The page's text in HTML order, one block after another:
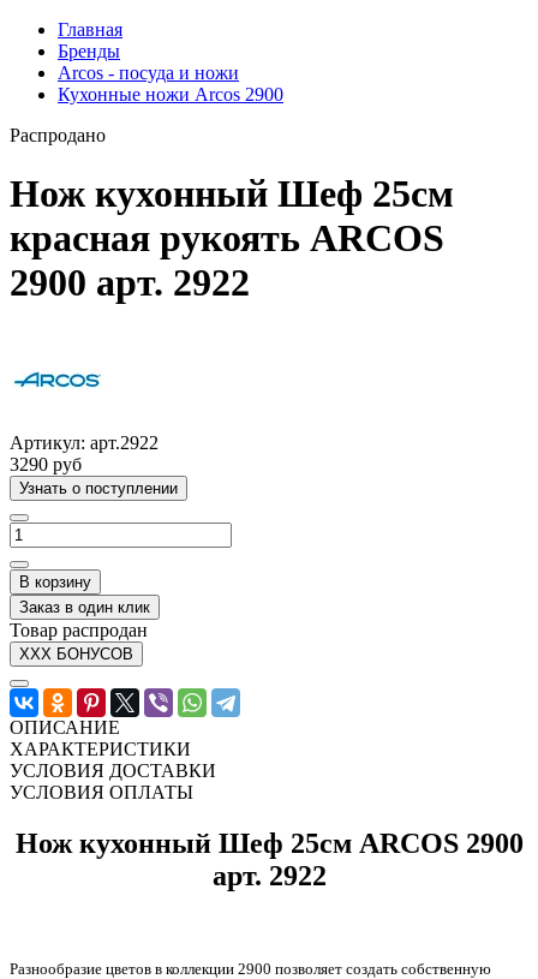
Главная
Бренды
Arcos - посуда и ножи
Кухонные ножи Arcos 2900
Распродано
Нож кухонный Шеф 25см
красная рукоять ARCOS
2900 арт. 2922
Артикул: арт.2922
3290 руб
Узнать о поступлении
В корзину
Заказ в один клик
Товар распродан
XXX БОНУСОВ
ОПИСАНИЕ
ХАРАКТЕРИСТИКИ
УСЛОВИЯ ДОСТАВКИ
УСЛОВИЯ ОПЛАТЫ
Нож кухонный Шеф 25см ARCOS 2900
арт. 2922
Разнообразие цветов в коллекции 2900 позволяет создать собственную